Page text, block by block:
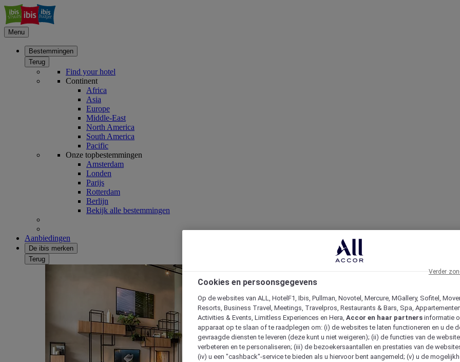
Menu
Bestemmingen
Terug
Find your hotel
Continent
Africa
Asia
Europe
Middle-East
North America
South America
Pacific
Onze topbestemmingen
Amsterdam
Londen
Parijs
Rotterdam
Berlijn
Bekijk alle bestemmingen
Aanbiedingen
De ibis merken
Terug
Cookies en persoonsgegevens
Op de websites van ALL, HotelF1, Ibis, Pullman, Novotel, Mercure, MGallery, Sofitel,
Resorts, Business Travel, Meetings, Travelpros, Restaurants & Bars, Spa,
Activities & Events, Limitless Experiences en Hera, Accor en haar partners informatie
apparaat op te slaan of te raadplegen om: (i) de websites te laten functioneren en u de
gevraagde diensten te leveren (deze kunt u niet weigeren); (ii) de functies van de
verbeteren en te personaliseren; (iii) de bezoekersaantallen en prestaties van de
(iv) u een "cashback"-service te bieden als u hiervoor bent aangemeld; (v) u de
Verder